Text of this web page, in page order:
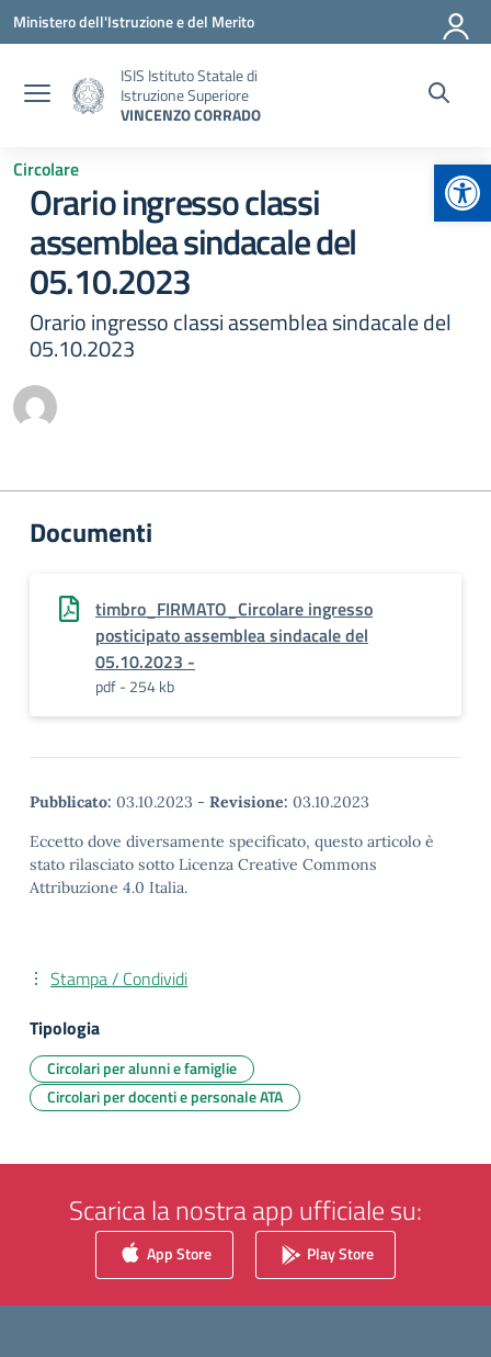
Vai ai contenuti
Vai al menu di navigazione
Vai al footer
Ministero dell'Istruzione e del Merito
ISIS Istituto Statale di
Istruzione Superiore
VINCENZO CORRADO
Circolare
Orario ingresso classi
assemblea sindacale del
05.10.2023
Orario ingresso classi assemblea sindacale del
05.10.2023
Documenti
timbro_FIRMATO_Circolare ingresso
posticipato assemblea sindacale del
05.10.2023 -
pdf - 254 kb
Pubblicato: 03.10.2023 - Revisione: 03.10.2023
Eccetto dove diversamente specificato, questo articolo è
stato rilasciato sotto Licenza Creative Commons
Attribuzione 4.0 Italia.
Stampa / Condividi
Tipologia
Circolari per alunni e famiglie
Circolari per docenti e personale ATA
Scarica la nostra app ufficiale su:
App Store Play Store